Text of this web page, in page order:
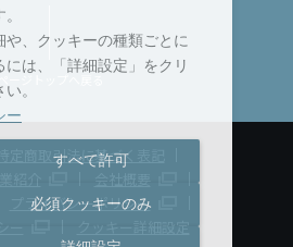
特定商取引法に基づく表記
紹介
会社概要
プライバシーポリシー
ー
クッキー詳細設定
や、クッキーの種類ごとに
には、「詳細設定」をクリ
。
ー
すべて許可
必須クッキーのみ